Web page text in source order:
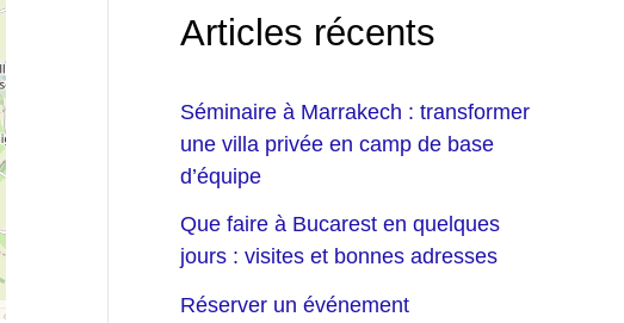
Articles récents
Séminaire à Marrakech : transformer
une villa privée en camp de base
d’équipe
Que faire à Bucarest en quelques
jours : visites et bonnes adresses
Réserver un événement